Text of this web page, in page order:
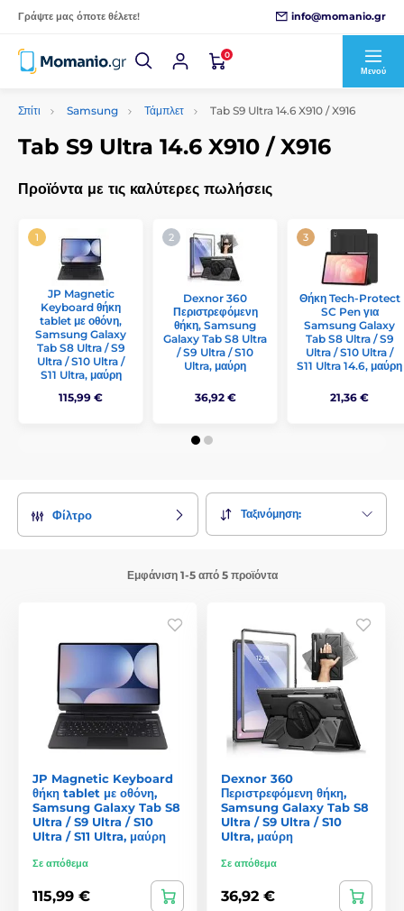
Γράψτε μας όποτε θέλετε! info@momanio.gr
0
Μενού
Σπίτι Samsung Τάμπλετ Tab S9 Ultra 14.6 X910 / X916
Tab S9 Ultra 14.6 X910 / X916
Προϊόντα με τις καλύτερες πωλήσεις
JP Magnetic
Keyboard θήκη
tablet με οθόνη,
Samsung Galaxy
Tab S8 Ultra / S9
Ultra / S10 Ultra /
S11 Ultra, μαύρη
115,99 €
Dexnor 360
Περιστρεφόμενη
θήκη, Samsung
Galaxy Tab S8 Ultra
/ S9 Ultra / S10
Ultra, μαύρη
36,92 €
Θήκη Tech-Protect
SC Pen για
Samsung Galaxy
Tab S8 Ultra / S9
Ultra / S10 Ultra /
S11 Ultra 14.6, μαύρη
21,36 €
Φίλτρο Ταξινόμηση:
Εμφάνιση 1-5 από 5 προϊόντα
JP Magnetic Keyboard
θήκη tablet με οθόνη,
Samsung Galaxy Tab S8
Ultra / S9 Ultra / S10
Ultra / S11 Ultra, μαύρη
Σε απόθεμα
115,99 €
Dexnor 360
Περιστρεφόμενη θήκη,
Samsung Galaxy Tab S8
Ultra / S9 Ultra / S10
Ultra, μαύρη
Σε απόθεμα
36,92 €